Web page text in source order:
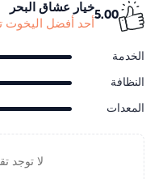
5.00
خيار عشاق البحر
أحد أفضل اليخوت
الخدمة
النظافة
المعدات
لا توجد